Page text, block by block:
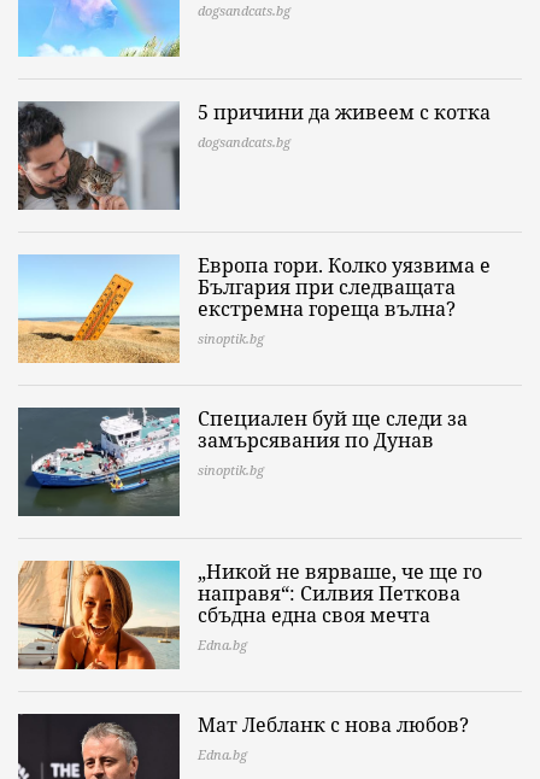
dogsandcats.bg
5 причини да живеем с котка
dogsandcats.bg
Европа гори. Колко уязвима е
България при следващата
екстремна гореща вълна?
sinoptik.bg
Специален буй ще следи за
замърсявания по Дунав
sinoptik.bg
„Никой не вярваше, че ще го
направя“: Силвия Петкова
сбъдна една своя мечта
Edna.bg
Мат Лебланк с нова любов?
Edna.bg